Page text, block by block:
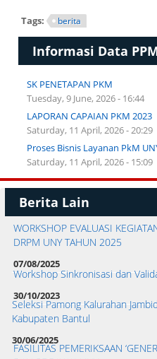
Tags: berita
Informasi Data
SK PENETAPAN PKM
Tuesday, 9 June, 2026 - 16:44
LAPORAN CAPAIAN PKM 2023
Saturday, 11 April, 2026 - 20:29
Proses Bisnis Layanan PkM
Saturday, 11 April, 2026 - 15:09
Berita Lain
WORKSHOP EVALUASI
DRPM UNY TAHUN 2025
07/08/2025
Workshop Sinkronisasi dan
30/10/2023
Seleksi Pamong Kalurahan
Kabupaten Bantul
30/06/2025
FASILITAS PEMERIKSAAN